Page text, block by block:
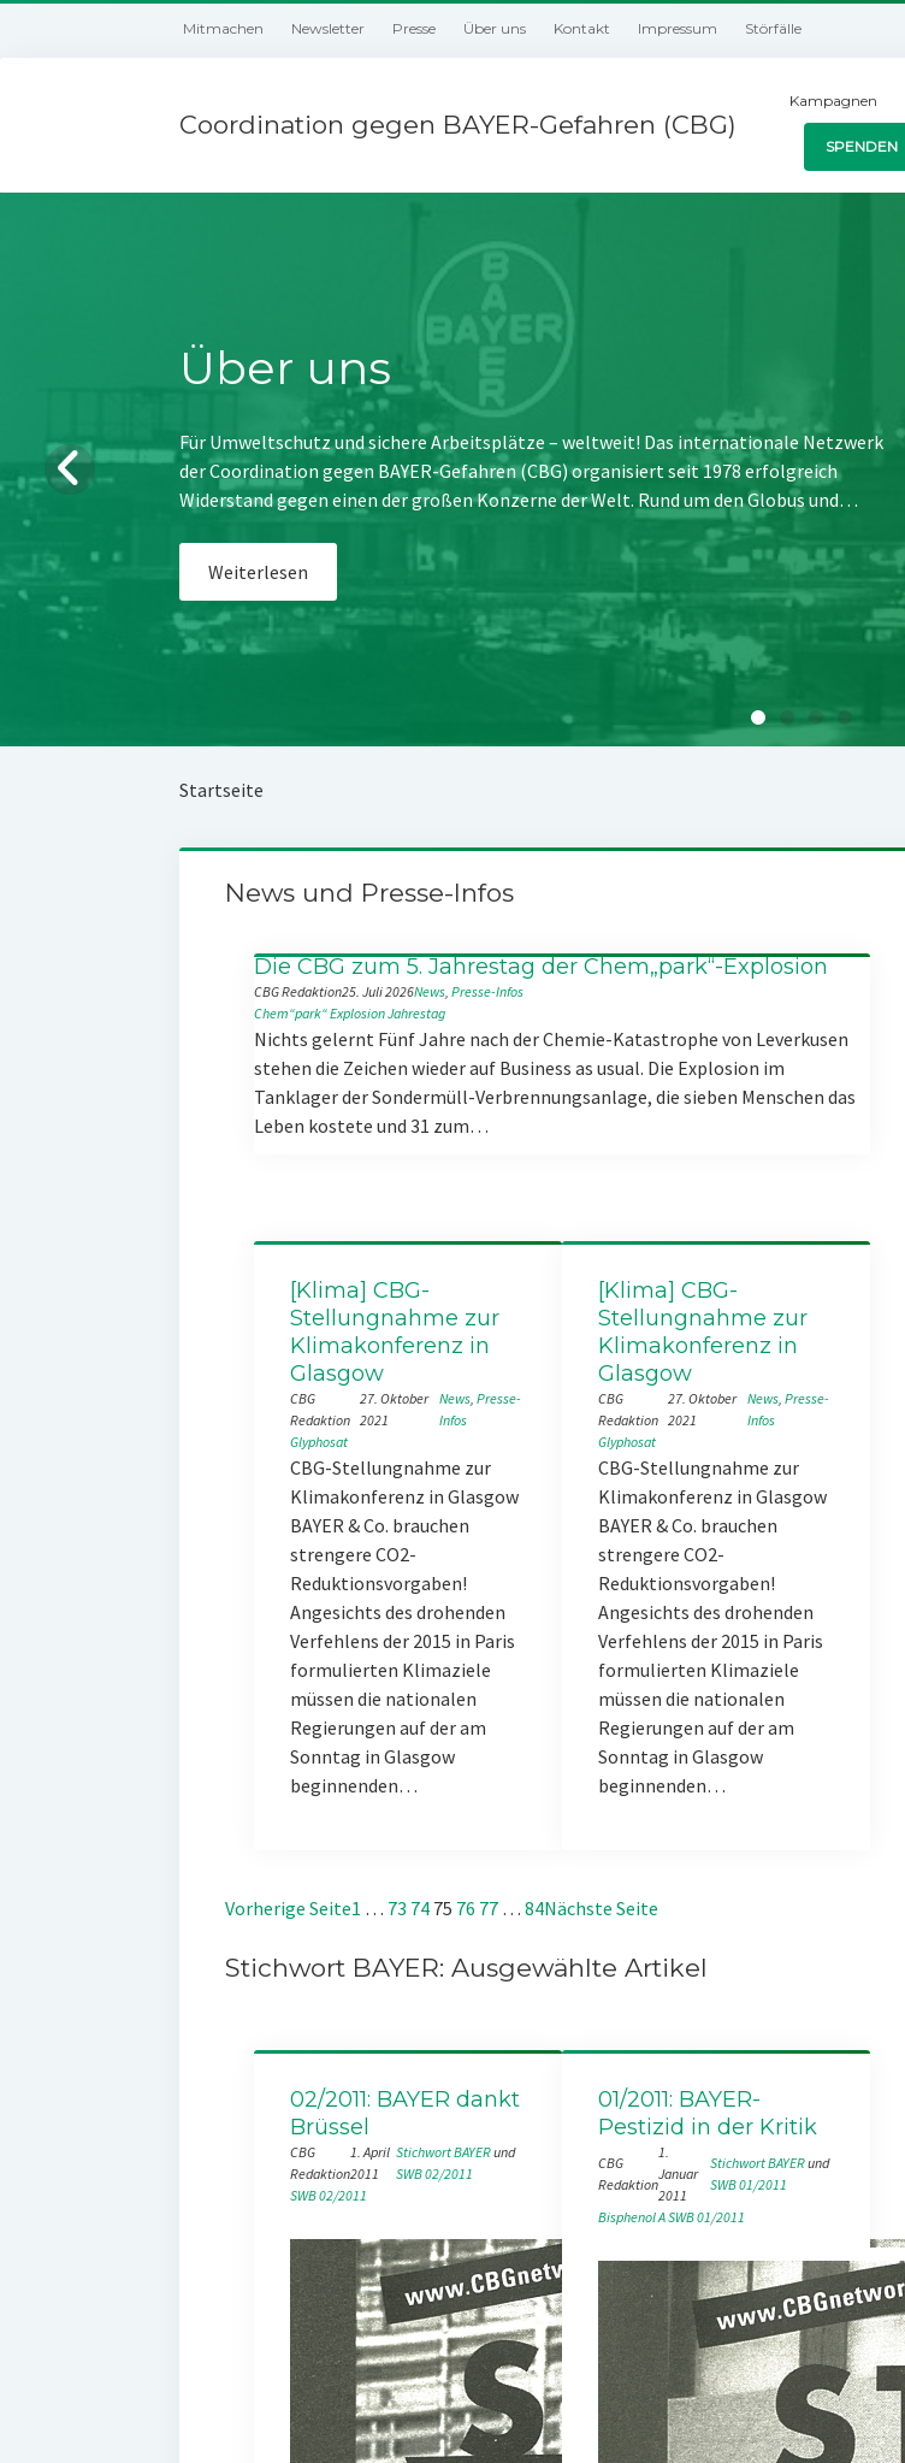
Mitmachen Newsletter Presse Über uns Kontakt Impressum Störfälle
Coordination gegen BAYER-Gefahren (CBG)
Kampagnen
SPENDEN
Über uns
Für Umweltschutz und sichere Arbeitsplätze – weltweit! Das internationale Netzwerk
der Coordination gegen BAYER-Gefahren (CBG) organisiert seit 1978 erfolgreich
Widerstand gegen einen der großen Konzerne der Welt. Rund um den Globus und…
Weiterlesen
Startseite
News und Presse-Infos
Die CBG zum 5. Jahrestag der Chem„park“-Explosion
CBG Redaktion25. Juli 2026News, Presse-Infos
Chem“park“ExplosionJahrestag
Nichts gelernt Fünf Jahre nach der Chemie-Katastrophe von Leverkusen
stehen die Zeichen wieder auf Business as usual. Die Explosion im
Tanklager der Sondermüll-Verbrennungsanlage, die sieben Menschen das
Leben kostete und 31 zum…
[Klima] CBG-
Stellungnahme zur
Klimakonferenz in
Glasgow
CBG
Redaktion
27. Oktober
2021
News, Presse-
Infos
Glyphosat
CBG-Stellungnahme zur
Klimakonferenz in Glasgow
BAYER & Co. brauchen
strengere CO2-
Reduktionsvorgaben!
Angesichts des drohenden
Verfehlens der 2015 in Paris
formulierten Klimaziele
müssen die nationalen
Regierungen auf der am
Sonntag in Glasgow
beginnenden…
[Klima] CBG-
Stellungnahme zur
Klimakonferenz in
Glasgow
CBG
Redaktion
27. Oktober
2021
News, Presse-
Infos
Glyphosat
CBG-Stellungnahme zur
Klimakonferenz in Glasgow
BAYER & Co. brauchen
strengere CO2-
Reduktionsvorgaben!
Angesichts des drohenden
Verfehlens der 2015 in Paris
formulierten Klimaziele
müssen die nationalen
Regierungen auf der am
Sonntag in Glasgow
beginnenden…
Vorherige Seite1 … 73 74 75 76 77 … 84Nächste Seite
Stichwort BAYER: Ausgewählte Artikel
02/2011: BAYER dankt
Brüssel
CBG
Redaktion
1. April
2011
Stichwort BAYER
und
SWB 02/2011
SWB 02/2011
01/2011: BAYER-
Pestizid in der Kritik
CBG
Redaktion
1.
Januar
2011
Stichwort BAYER
und
SWB 01/2011
Bisphenol ASWB 01/2011